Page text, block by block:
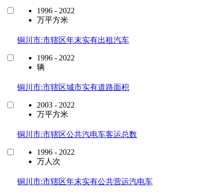
1996 - 2022
万平方米
铜川市:市辖区年末实有出租汽车
1996 - 2022
辆
铜川市:市辖区城市实有道路面积
2003 - 2022
万平方米
铜川市:市辖区公共汽电车客运总数
1996 - 2022
万人次
铜川市:市辖区年末实有公共营运汽电车